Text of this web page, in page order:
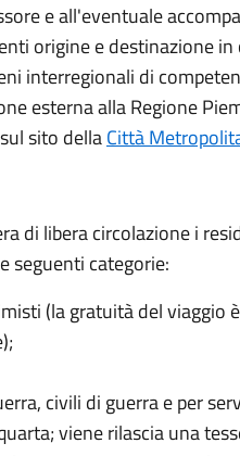
e all'eventuale
origine e destinazione
interregionali di
esterna alla Regione
sito dellaCittà
di libera circolazione i
seguenti categorie:
(la gratuità del viaggio
civili di guerra e per
viene rilascia una